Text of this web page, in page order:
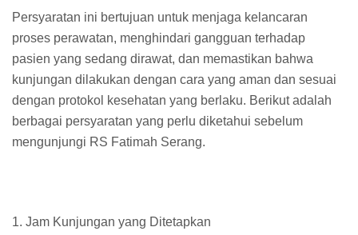
Persyaratan ini bertujuan untuk menjaga kelancaran
proses perawatan, menghindari gangguan terhadap
pasien yang sedang dirawat, dan memastikan bahwa
kunjungan dilakukan dengan cara yang aman dan sesuai
dengan protokol kesehatan yang berlaku. Berikut adalah
berbagai persyaratan yang perlu diketahui sebelum
mengunjungi RS Fatimah Serang.
1. Jam Kunjungan yang Ditetapkan